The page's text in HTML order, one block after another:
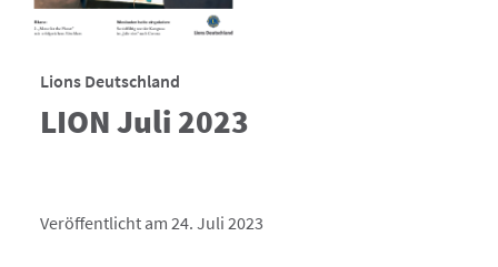
Lions Deutschland
LION Juli 2023
Veröffentlicht am 24. Juli 2023